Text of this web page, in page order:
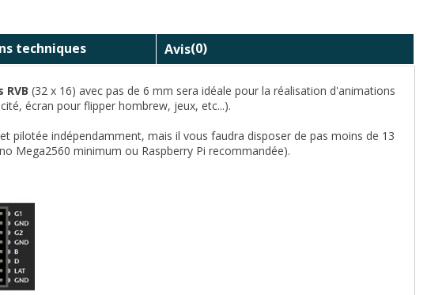
techniques Avis(0)
RVB (32 x 16) avec pas de 6 mm sera idéale pour la réalisation d'animations
écran pour flipper hombrew, jeux, etc...).
pilotée indépendamment, mais il vous faudra disposer de pas moins de 13
Mega2560 minimum ou Raspberry Pi recommandée).